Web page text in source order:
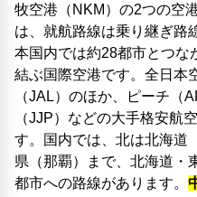
牧空港（NKM）の2つの空
は、就航路線は乗り継ぎ路
本国内では約28都市とつな
結ぶ国際空港です。全日本
（JAL）のほか、ピーチ（
（JJP）などの大手格安航
す。国内では、北は北海道
県（那覇）まで、北海道・
都市への路線があります。